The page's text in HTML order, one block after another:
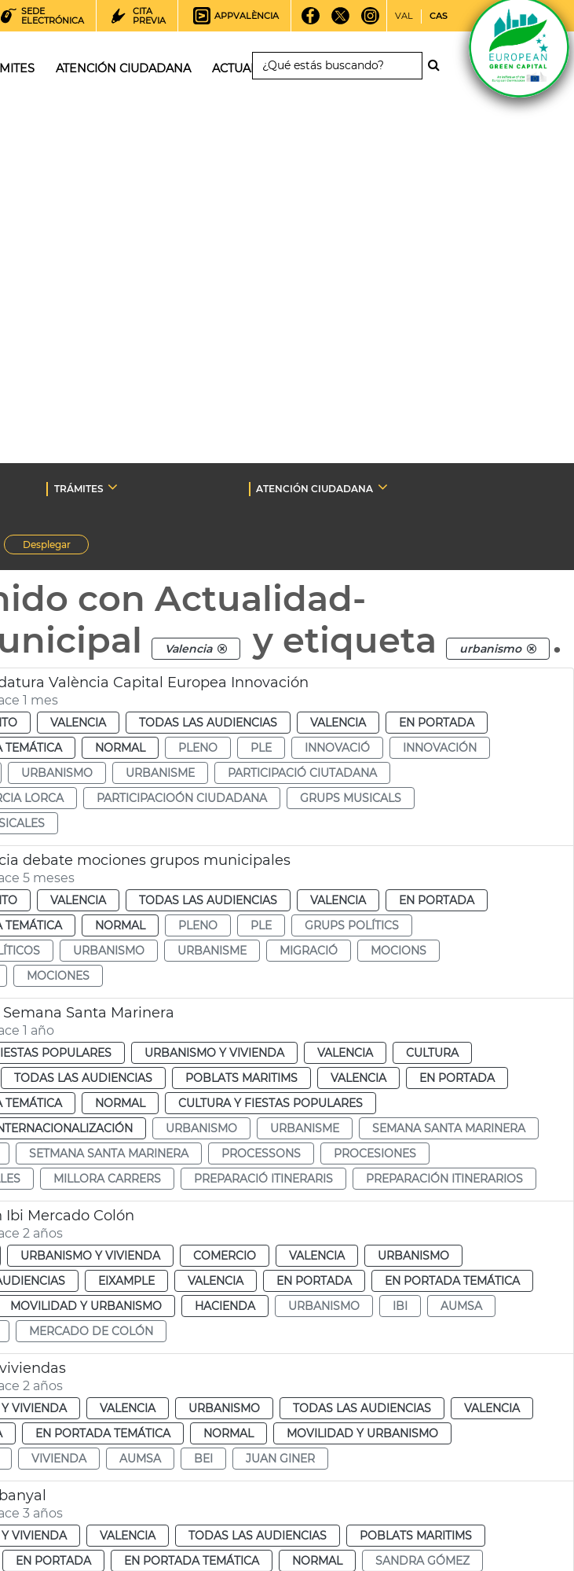
SEDE
ELECTRÓNICA
CITA
PREVIA
APPVALÈNCIA VAL CAS
ATENCIÓN CIUDADANA ACTUALIDAD
TRÁMITES
ATENCIÓN CIUDADANA
Desplegar
con Actualidad-
Valencia y etiqueta urbanismo .
València Capital Europea Innovación
1 mes
VALENCIA TODAS LAS AUDIENCIAS VALENCIA
EN PORTADA
TEMÁTICA
NORMAL PLENO PLE INNOVACIÓ
INNOVACIÓN
URBANISMO URBANISME
PARTICIPACIÓ CIUTADANA
LORCA
PARTICIPACIOÓN CIUDADANA
GRUPS MUSICALS
debate mociones grupos municipales
5 meses
VALENCIA TODAS LAS AUDIENCIAS VALENCIA
EN PORTADA
TEMÁTICA
NORMAL PLENO PLE
GRUPS POLÍTICS
URBANISMO URBANISME MIGRACIÓ
MOCIONS
MOCIONES
Santa Marinera
1 año
POPULARES URBANISMO Y VIVIENDA VALENCIA
CULTURA
TODAS LAS AUDIENCIAS POBLATS MARITIMS VALENCIA
EN PORTADA
TEMÁTICA
NORMAL
CULTURA Y FIESTAS POPULARES
URBANISMO URBANISME
SEMANA SANTA MARINERA
SETMANA SANTA MARINERA PROCESSONS
PROCESIONES
MILLORA CARRERS PREPARACIÓ ITINERARIS PREPARACIÓN ITINERARIOS
Ibi Mercado Colón
2 años
URBANISMO Y VIVIENDA COMERCIO VALENCIA
URBANISMO
EIXAMPLE VALENCIA EN PORTADA
EN PORTADA TEMÁTICA
MOVILIDAD Y URBANISMO HACIENDA URBANISMO IBI
AUMSA
MERCADO DE COLÓN
2 años
VIVIENDA VALENCIA URBANISMO TODAS LAS AUDIENCIAS
VALENCIA
EN PORTADA TEMÁTICA NORMAL
MOVILIDAD Y URBANISMO
VIVIENDA AUMSA BEI JUAN GINER
3 años
VIVIENDA VALENCIA TODAS LAS AUDIENCIAS
POBLATS MARITIMS
EN PORTADA EN PORTADA TEMÁTICA NORMAL
SANDRA GÓMEZ